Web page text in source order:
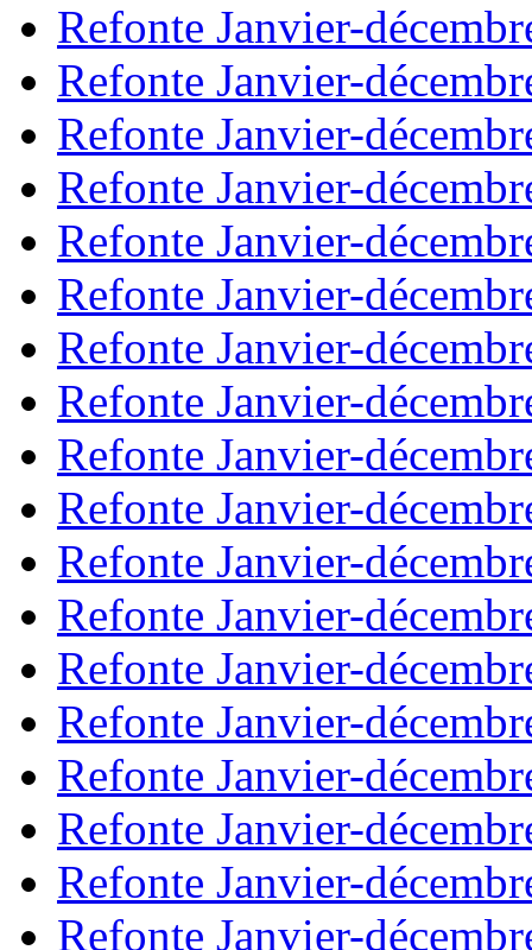
Refonte Janvier-
Refonte Janvier-
Refonte Janvier-
Refonte Janvier-
Refonte Janvier-
Refonte Janvier-
Refonte Janvier-
Refonte Janvier-
Refonte Janvier-
Refonte Janvier-
Refonte Janvier-
Refonte Janvier-
Refonte Janvier-
Refonte Janvier-
Refonte Janvier-
Refonte Janvier-
Refonte Janvier-
Refonte Janvier-